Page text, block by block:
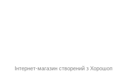
Інтернет-магазин створений з Хорошоп